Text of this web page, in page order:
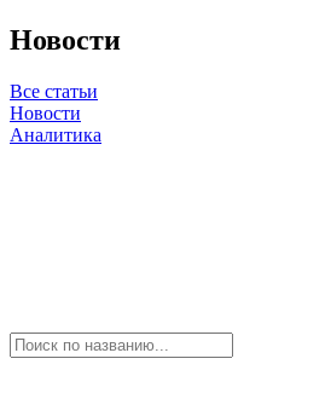
Новости
Все статьи
Новости
Аналитика